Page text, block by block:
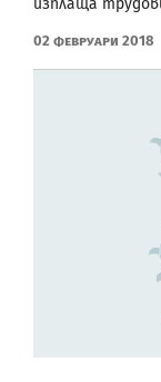
02 Февруари 2018